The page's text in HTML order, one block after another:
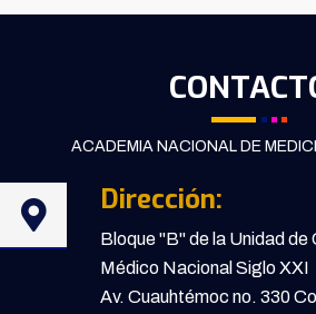
ACADEMIA NACIONAL DE
Dirección:
Bloque "B" de la Unidad
Médico Nacional Siglo XXI
Av. Cuauhtémoc no. 330